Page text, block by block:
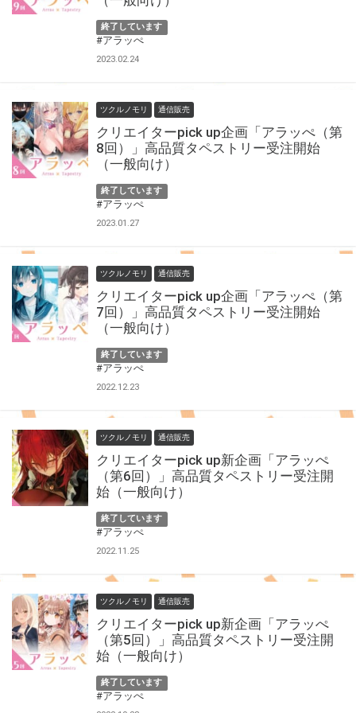
終了しています
#アラッぺ
2023.02.24
ツクルノモリ 通信販売
クリエイターpick up企画「アラッぺ（第
8回）」高品質タペストリー受注開始
（一般向け）
終了しています
#アラッぺ
2023.01.27
ツクルノモリ 通信販売
クリエイターpick up企画「アラッぺ（第
7回）」高品質タペストリー受注開始
（一般向け）
終了しています
#アラッぺ
2022.12.23
ツクルノモリ 通信販売
クリエイターpick up新企画「アラッぺ
（第6回）」高品質タペストリー受注開
始（一般向け）
終了しています
#アラッぺ
2022.11.25
ツクルノモリ 通信販売
クリエイターpick up新企画「アラッぺ
（第5回）」高品質タペストリー受注開
始（一般向け）
終了しています
#アラッぺ